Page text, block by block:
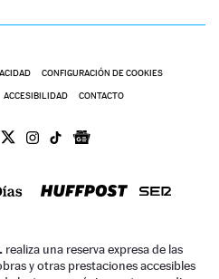
CONFIGURACIÓN DE COOKIES
ACCESIBILIDAD CONTACTO
realiza una reserva expresa de las
y otras prestaciones accesibles